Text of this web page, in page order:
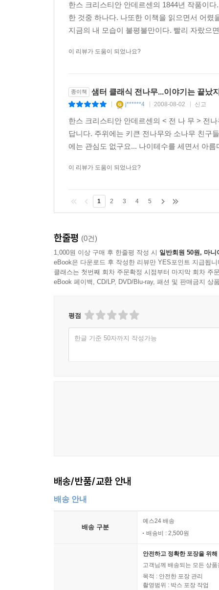
한스 크리스티안 안데르센의 1844년 작품이
한 것중 하나다. 나또한 이책을 읽으면서 어
지금의 내 모습이 불평불만이다. 빨리 자랐으
이 리뷰가 도움이 되었나요?
종이책 샘터 클래식 전나무...이야기는 끝났
j******4 2008-08-02 신고
한스 크리스티안 안데르센의 < 전 나 무 > 전
답니다. 주위에는 키큰 전나무와 소나무 친구
에는 관심도 없구요... 나이테수를 세면서 아
이 리뷰가 도움이 되었나요?
1 2 3 4 5
한줄평 (0건)
1,000원 이상 구매 후 한줄평 작성 시 일반회원 50원, 마니
eBook은 다운로드 후 작성한 리뷰만 YES포인트 지급됩니
클래스는 첫번째 회차 주문확정 시점부터 마지막 회차 주
eBook 페이백, CD/LP, DVD/Blu-ray, 패션 및 판매금지 상
평점
한글 기준 50자까지 작성가능
배송/반품/교환 안내
배송 안내
배송 구분
예스24 배송
배송비 : 2,500원
안전하고 정확한 포장을 위
고객님께 배송되는 모든 상
목적 : 안전한 포장 관리
촬영범위 : 박스 포장 작업